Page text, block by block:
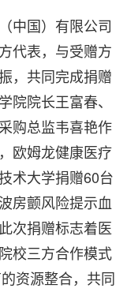
中国）有限公司
代表，与受赠方
，共同完成捐赠
院院长王富春、
购总监韦喜艳作
欧姆龙健康医疗
术大学捐赠60台
房颤风险提示血
次捐赠标志着医
校三方合作模式
资源整合，共同